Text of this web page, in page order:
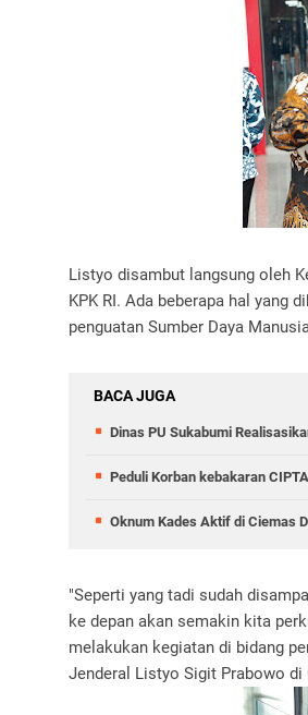
Listyo disambut langsung oleh
KPK RI. Ada beberapa hal yang
penguatan Sumber Daya
BACA JUGA
Dinas PU Sukabumi
Peduli Korban kebakaran
Oknum Kades Aktif di Ciemas
"Seperti yang tadi sudah
ke depan akan semakin kita
melakukan kegiatan di bidang
Jenderal Listyo Sigit Prabowo di